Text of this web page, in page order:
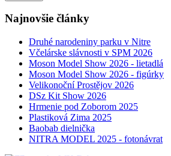
Najnovšie články
Druhé narodeniny parku v Nitre
Včelárske slávnosti v SPM 2026
Moson Model Show 2026 - lietadlá
Moson Model Show 2026 - figúrky
Velikonoční Prostějov 2026
DSz Kit Show 2026
Hrmenie pod Zoborom 2025
Plastiková Zima 2025
Baobab dielnička
NITRA MODEL 2025 - fotonávrat